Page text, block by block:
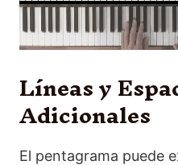
Líneas y
Adicionales
El pentagrama puede